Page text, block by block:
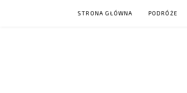
STRONA GŁÓWNA PODRÓŻE